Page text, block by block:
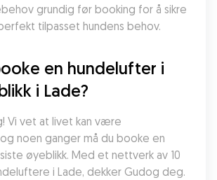
grundig før booking for å sikre
tilpasset hundens behov.
en hundelufter i
i Lade?
Vi vet at livet kan være
noen ganger må du booke en
øyeblikk. Med et nettverk av 10
i Lade, dekker Gudog deg.